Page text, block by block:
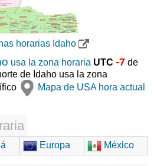
horarias Idaho
usa la zona horaria UTC -7 de
de Idaho usa la zona
Mapa de USA hora actual
Europa México